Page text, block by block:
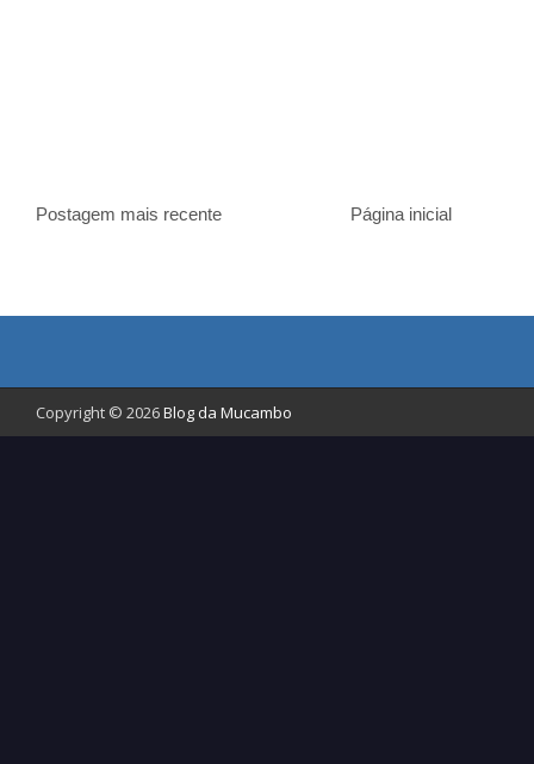
Postagem mais recente Página inicial
Copyright © 2026Blog da Mucambo